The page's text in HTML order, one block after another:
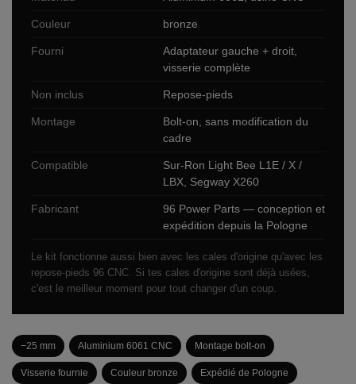
Couleur bronze
Fourni
Adaptateur gauche + droit,
visserie complète
Non inclus Repose-pieds
Montage
Bolt-on, sans modification du
cadre
Compatible
Sur-Ron Light Bee L1E / X /
LBX, Segway X260
Fabricant
96 Power Parts — conception et
expédition depuis la Pologne
Le kit fonctionne aussi bien avec les cales d'origine qu'avec les
repose-pieds 96 CNC. Si tes cales d'origine sont déjà usées,
c'est le meilleur moment pour tout changer d'un coup.
−25 mm Aluminium 6061 CNC Montage bolt-on
Visserie fournie Couleur bronze Expédié de Pologne